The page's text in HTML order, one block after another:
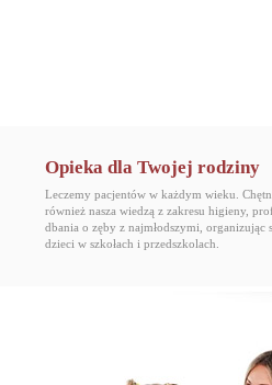
Opieka dla Twojej rodziny
Leczemy pacjentów w każdym wieku.
również nasza wiedzą z zakresu higieny,
dbania o zęby z najmłodszymi, organizując
dzieci w szkołach i przedszkolach.